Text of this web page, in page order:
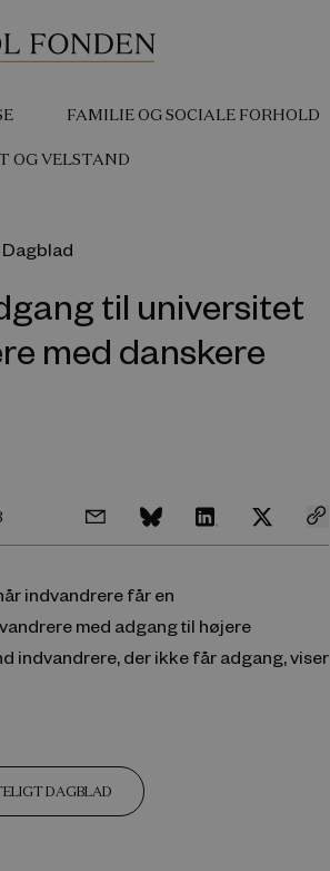
FAMILIE OG SOCIALE FORHOLD
OG VELSTAND
til universitet
med danskere
indvandrere får en
med adgang til højere
indvandrere, der ikke får adgang, viser
DAGBLAD